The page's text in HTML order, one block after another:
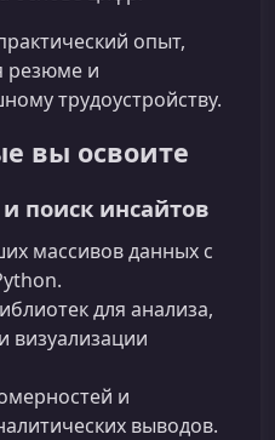
опыт,
резюме и
трудоустройству.
вы освоите
поиск инсайтов
массивов данных с
для анализа,
визуализации
и
выводов.